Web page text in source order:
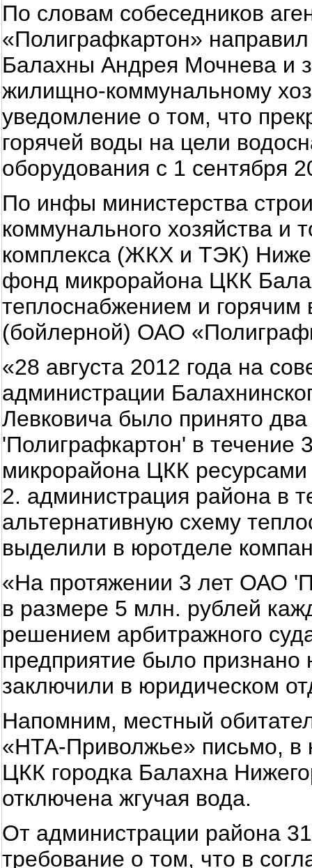
По словам собеседников
«Полиграфкартон»
Балахны Андрея Мочнева и
жилищно-коммунальному
уведомление о том, что
горячей воды на цели
оборудования с 1 сентября
По инфы министерства
коммунального хозяйства и
комплекса (ЖКХ и ТЭК)
фонд микрорайона ЦКК
теплоснабжением и горячим
(бойлерной) ОАО
«28 августа 2012 года на
администрации
Левковича было принято
'Полиграфкартон' в течение
микрорайона ЦКК
2. администрация района в
альтернативную схему
выделили в юротделе
«На протяжении 3 лет ОАО
в размере 5 млн. рублей
решением арбитражного
предприятие было признано
заключили в юридическом
Напомним, местный
«НТА-Приволжье» письмо, в
ЦКК городка Балахна
отключена жгучая вода.
От администрации района
требование о том, что в